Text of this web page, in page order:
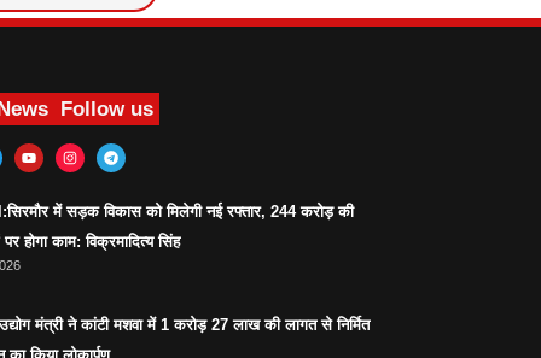
Follow us
में सड़क विकास को मिलेगी नई रफ्तार, 244 करोड़ की
होगा काम: विक्रमादित्य सिंह
मंत्री ने कांटी मशवा में 1 करोड़ 27 लाख की लागत से निर्मित